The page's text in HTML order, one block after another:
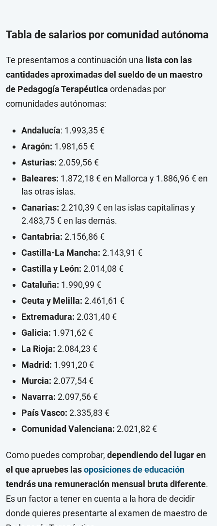
Tabla de salarios por comunidad autónoma
Te presentamos a continuación una lista con las
cantidades aproximadas del sueldo de un maestro
de Pedagogía Terapéutica ordenadas por
comunidades autónomas:
Andalucía: 1.993,35 €
Aragón: 1.981,65 €
Asturias: 2.059,56 €
Baleares: 1.872,18 € en Mallorca y 1.886,96 € en
las otras islas.
Canarias: 2.210,39 € en las islas capitalinas y
2.483,75 € en las demás.
Cantabria: 2.156,86 €
Castilla-La Mancha: 2.143,91 €
Castilla y León: 2.014,08 €
Cataluña: 1.990,99 €
Ceuta y Melilla: 2.461,61 €
Extremadura: 2.031,40 €
Galicia: 1.971,62 €
La Rioja: 2.084,23 €
Madrid: 1.991,20 €
Murcia: 2.077,54 €
Navarra: 2.097,56 €
País Vasco: 2.335,83 €
Comunidad Valenciana: 2.021,82 €
Como puedes comprobar, dependiendo del lugar en
el que apruebes lasoposiciones de educación
tendrás una remuneración mensual bruta diferente.
Es un factor a tener en cuenta a la hora de decidir
donde quieres presentarte al examen de maestro de